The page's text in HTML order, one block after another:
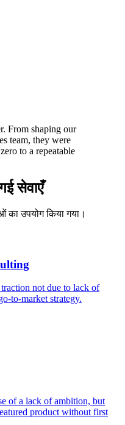
From shaping our
team, they were
to a repeatable
सेवाएँ
का उपयोग किया गया।
not due to lack of
to-market strategy.
of a lack of ambition, but
product without first